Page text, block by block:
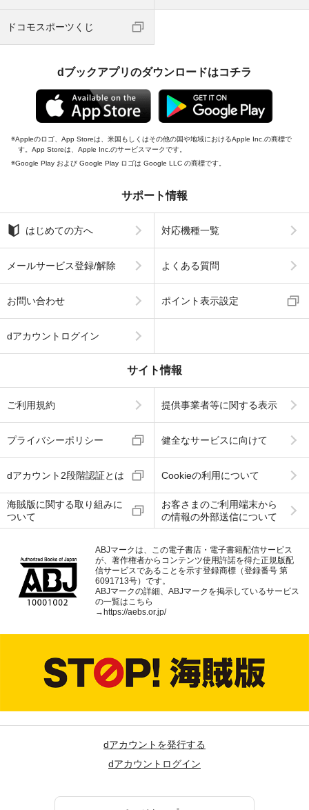
ドコモスポーツくじ
dブックアプリのダウンロードはコチラ
Appleのロゴ、App Storeは、米国もしくはその他の国や地域におけるApple Inc.の商標で
す。App Storeは、Apple Inc.のサービスマークです。
Google Play および Google Play ロゴは Google LLC の商標です。
サポート情報
はじめての方へ 対応機種一覧
メールサービス登録/解除 よくある質問
お問い合わせ ポイント表示設定
dアカウントログイン
サイト情報
ご利用規約 提供事業者等に関する表示
プライバシーポリシー 健全なサービスに向けて
dアカウント2段階認証とは Cookieの利用について
海賊版に関する取り組みに
ついて
お客さまのご利用端末から
の情報の外部送信について
ABJマークは、この電子書店・電子書籍配信サービス
が、著作権者からコンテンツ使用許諾を得た正規版配
信サービスであることを示す登録商標（登録番号 第
6091713号）です。
ABJマークの詳細、ABJマークを掲示しているサービス
の一覧はこちら
→ https://aebs.or.jp/
dアカウントを発行する
dアカウントログイン